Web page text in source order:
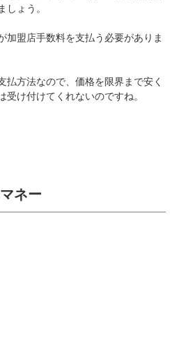
しょう。
加盟店手数料を支払う必要がありま
払方法なので、価格を限界まで安く
受け付けてくれないのですね。
ネー